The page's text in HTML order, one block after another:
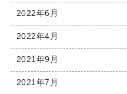
2022年6月
2022年4月
2021年9月
2021年7月